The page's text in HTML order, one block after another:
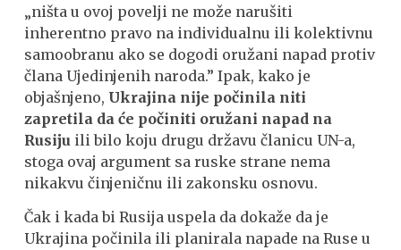
„ništa u ovoj povelji ne može narušiti
inherentno pravo na individualnu ili kolektivnu
samoobranu ako se dogodi oružani napad protiv
člana Ujedinjenih naroda.” Ipak, kako je
objašnjeno, Ukrajina nije počinila niti
zapretila da će počiniti oružani napad na
Rusiju ili bilo koju drugu državu članicu UN-a,
stoga ovaj argument sa ruske strane nema
nikakvu činjeničnu ili zakonsku osnovu.
Čak i kada bi Rusija uspela da dokaže da je
Ukrajina počinila ili planirala napade na Ruse u